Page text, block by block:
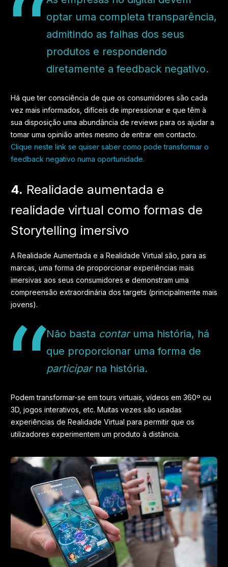
optar uma completa transparência,
admitindo as falhas dos seus
produtos e respondendo
diretamente a feedback negativo.
Há que ter consciência de que os consumidores são cada
vez mais informados, difíceis de impressionar e que têm à
sua disposição uma abundância de reviews para os ajudar a
tomar uma opinião antes mesmo de entrar em contacto.
Clique neste link se quiser saber como pode transformar o
feedback negativo numa oportunidade.
4. Realidade aumentada e
realidade virtual como formas de
Storytelling imersivo
A Realidade Aumentada e a Realidade Virtual são, para as
marcas, uma forma de proporcionar experiências mais
imersivas aos seus consumidores e demonstram uma
compreensão extraordinária dos targets (principalmente mais
jovens).
Não basta contaruma história, há
que proporcionar uma forma de
participarna história.
Podem transformar-se em tours virtuais, vídeos em 360º ou
3D, jogos interativos, etc. Muitas vezes são usadas
experiências de Realidade Virtual para permitir que os
utilizadores experimentem um produto à distância.